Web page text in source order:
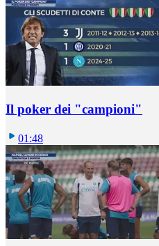
Il poker dei "campioni"
01:48